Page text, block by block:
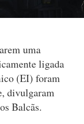
uma
ligada
(EI) foram
divulgaram
Balcãs.